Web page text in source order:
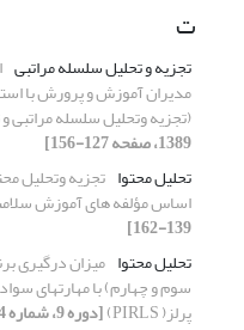
ت
تجزیه و تحلیل سلسله مراتبی
مدیران آموزش و پرورش با
(تجزیه وتحلیل سلسله
1389، صفحه 127-156]
تحلیل محتوا تجزیه وتحلیل
اساس مؤلفه های آموزش
139-162]
تحلیل محتوا میزان درگیری
سوم و چهارم) با مهارتهای
پرلز( PIRLS)
[دوره 9، شماره 4، 1389، صفحه 29-49]